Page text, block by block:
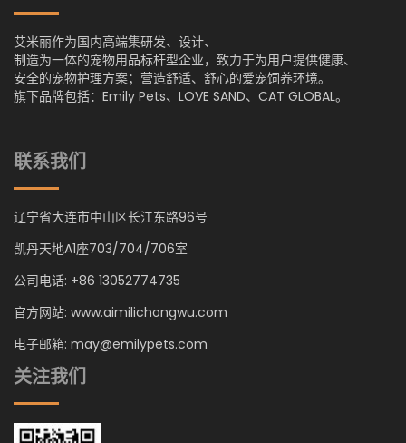
艾米丽作为国内高端集研发、设计、
制造为一体的宠物用品标杆型企业，致力于为用户提供健康、
安全的宠物护理方案；营造舒适、舒心的爱宠饲养环境。
旗下品牌包括：Emily Pets、LOVE SAND、CAT GLOBAL。
联系我们
辽宁省大连市中山区长江东路96号
凯丹天地A1座703/704/706室
公司电话: +86 13052774735
官方网站: www.aimilichongwu.com
电子邮箱: may@emilypets.com
关注我们